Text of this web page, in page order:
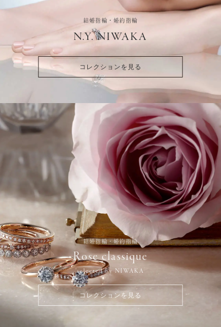
結婚指輪・婚約指輪
N.Y. NIWAKA
コレクションを見る
結婚指輪・婚約指輪
Rose classique
selected by NIWAKA
コレクションを見る